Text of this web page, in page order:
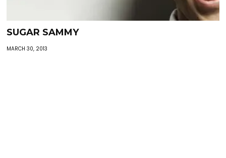
SUGAR SAMMY
MARCH 30, 2013